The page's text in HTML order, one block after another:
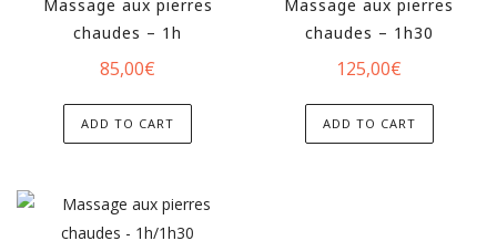
Massage aux pierres
chaudes – 1h
85,00€
ADD TO CART
Massage aux pierres
chaudes – 1h30
125,00€
ADD TO CART